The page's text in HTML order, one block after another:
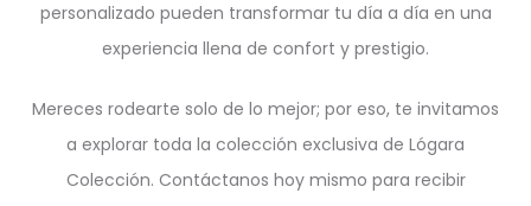
personalizado pueden transformar tu día a día en una
experiencia llena de confort y prestigio.
Mereces rodearte solo de lo mejor; por eso, te invitamos
a explorar toda la colección exclusiva de Lógara
Colección. Contáctanos hoy mismo para recibir